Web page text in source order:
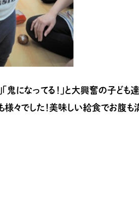
鬼になってる！」と大興奮の子ど
々でした！美味しい給食でお腹